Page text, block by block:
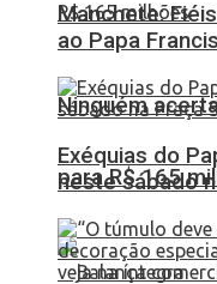
Ninguém
para R$ 165
Manchete:
ao Papa
Exéquias do
neste sábado